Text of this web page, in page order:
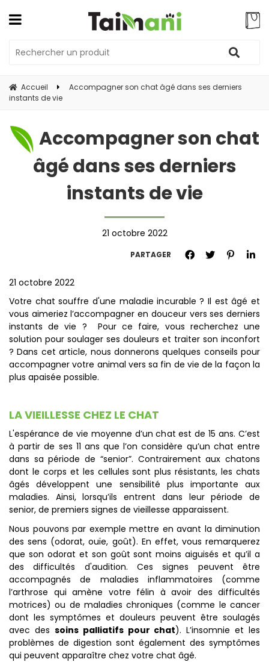
Accueil
Accompagner son chat âgé dans ses derniers
instants de vie
Accompagner son chat
âgé dans ses derniers
instants de vie
21 octobre 2022
PARTAGER
21 octobre 2022
Votre chat souffre d'une maladie incurable ? Il est âgé et
vous aimeriez l’accompagner en douceur vers ses derniers
instants de vie ? Pour ce faire, vous recherchez une
solution pour soulager ses douleurs et traiter son inconfort
? Dans cet article, nous donnerons quelques conseils pour
accompagner votre animal vers sa fin de vie de la façon la
plus apaisée possible.
LA VIEILLESSE CHEZ LE CHAT
L'espérance de vie moyenne d’un chat est de 15 ans. C’est
à partir de ses 11 ans que l’on considère qu’un chat entre
dans sa période de “senior”. Contrairement aux chatons
dont le corps et les cellules sont plus résistants, les chats
âgés développent une sensibilité plus importante aux
maladies. Ainsi, lorsqu’ils entrent dans leur période de
senior, de premiers signes de vieillesse apparaissent.
Nous pouvons par exemple mettre en avant la diminution
des sens (odorat, ouïe, goût). En effet, vous remarquerez
que son odorat et son goût sont moins aiguisés et qu’il a
des difficultés d'audition. Ces signes peuvent être
accompagnés de maladies inflammatoires (comme
l’arthrose qui amène votre félin à avoir des difficultés
motrices) ou de maladies chroniques (comme le cancer
dont les symptômes et douleurs peuvent être soulagés
avec des soins palliatifs pour chat). L’insomnie et les
problèmes de digestion sont également des symptômes
qui peuvent apparaître chez votre chat âgé.